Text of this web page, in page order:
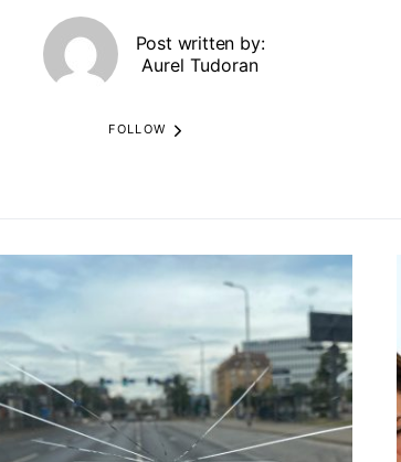
Post written by:
Aurel Tudoran
FOLLOW